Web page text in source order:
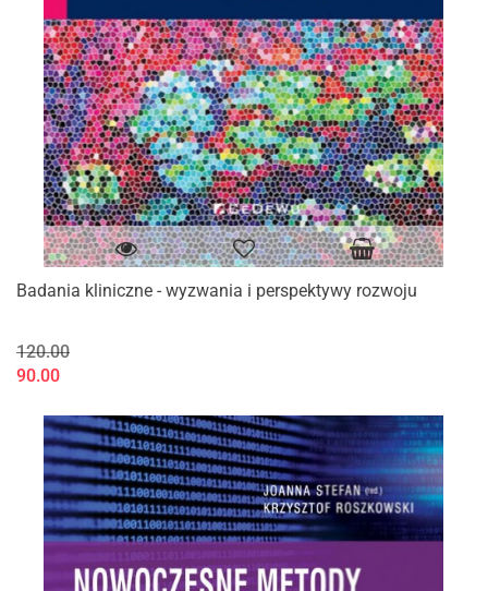
Badania kliniczne - wyzwania i perspektywy rozwoju
120.00
90.00